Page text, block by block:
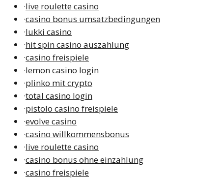
·live roulette casino
·casino bonus umsatzbedingungen
·lukki casino
·hit spin casino auszahlung
·casino freispiele
·lemon casino login
·plinko mit crypto
·total casino login
·pistolo casino freispiele
·evolve casino
·casino willkommensbonus
·live roulette casino
·casino bonus ohne einzahlung
·casino freispiele